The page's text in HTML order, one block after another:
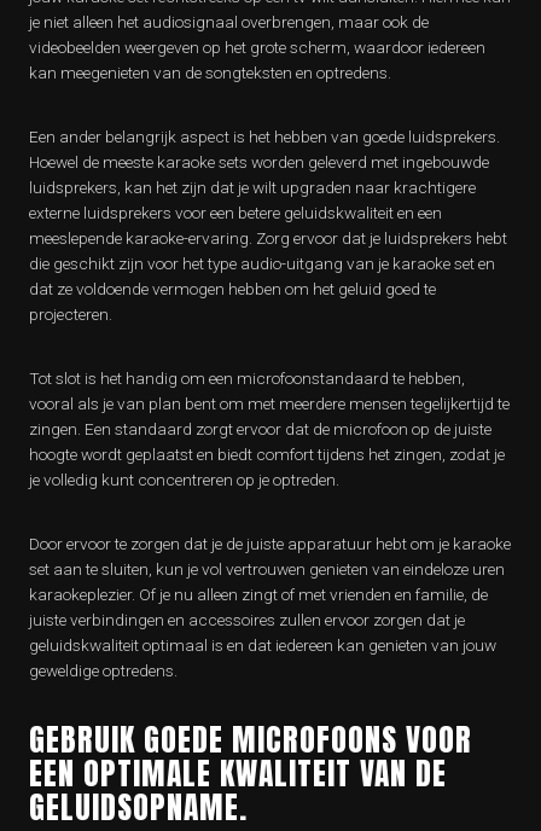
je niet alleen het audiosignaal overbrengen, maar ook de
videobeelden weergeven op het grote scherm, waardoor iedereen
kan meegenieten van de songteksten en optredens.
Een ander belangrijk aspect is het hebben van goede luidsprekers.
Hoewel de meeste karaoke sets worden geleverd met ingebouwde
luidsprekers, kan het zijn dat je wilt upgraden naar krachtigere
externe luidsprekers voor een betere geluidskwaliteit en een
meeslepende karaoke-ervaring. Zorg ervoor dat je luidsprekers hebt
die geschikt zijn voor het type audio-uitgang van je karaoke set en
dat ze voldoende vermogen hebben om het geluid goed te
projecteren.
Tot slot is het handig om een microfoonstandaard te hebben,
vooral als je van plan bent om met meerdere mensen tegelijkertijd te
zingen. Een standaard zorgt ervoor dat de microfoon op de juiste
hoogte wordt geplaatst en biedt comfort tijdens het zingen, zodat je
je volledig kunt concentreren op je optreden.
Door ervoor te zorgen dat je de juiste apparatuur hebt om je karaoke
set aan te sluiten, kun je vol vertrouwen genieten van eindeloze uren
karaokeplezier. Of je nu alleen zingt of met vrienden en familie, de
juiste verbindingen en accessoires zullen ervoor zorgen dat je
geluidskwaliteit optimaal is en dat iedereen kan genieten van jouw
geweldige optredens.
GEBRUIK GOEDE MICROFOONS VOOR
EEN OPTIMALE KWALITEIT VAN DE
GELUIDSOPNAME.